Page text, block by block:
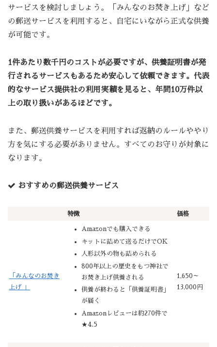
サービスを検討しましょう。「みんなのお焚き上げ」など
の郵送サービスを利用すると、自宅にいながら正式な供養
が可能です。
1件あたり数千円のコストが必要ですが、供養証明書が発
行されるサービスもあるため安心して依頼できます。代表
的なサービス提供社の利用実績を見ると、年間10万件以
上の取り扱いがあるほどです。
また、郵送供養サービスを利用すれば返納のルールややり
方を気にする必要がありません。すべてのお守りが対象に
なります。
おすすめの郵送供養サービス
特徴 価格
「みんなのお焚き
上げ 」
Amazonでも購入できる
キットに詰めて送るだけでOK
人形以外の物も詰められる
800年以上の歴史をもつ神社で
お焚き上げ供養される
供養が終わると「供養証明書」
が届く
Amazonレビューは約270件で
★4.5
1,650～
13,000円